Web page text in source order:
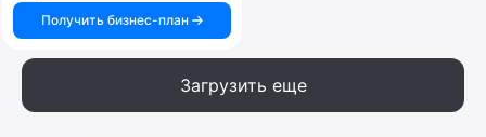
Получить бизнес-план
Загрузить еще